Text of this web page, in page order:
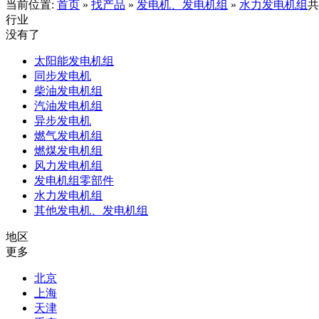
当前位置: 首页 » 找产品 » 发电机、发电机组 » 水力发电机组共
行业
没有了
太阳能发电机组
同步发电机
柴油发电机组
汽油发电机组
异步发电机
燃气发电机组
燃煤发电机组
风力发电机组
发电机组零部件
水力发电机组
其他发电机、发电机组
地区
更多
北京
上海
天津